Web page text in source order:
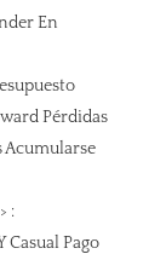
En
Pérdidas
Acumularse
:
Pago